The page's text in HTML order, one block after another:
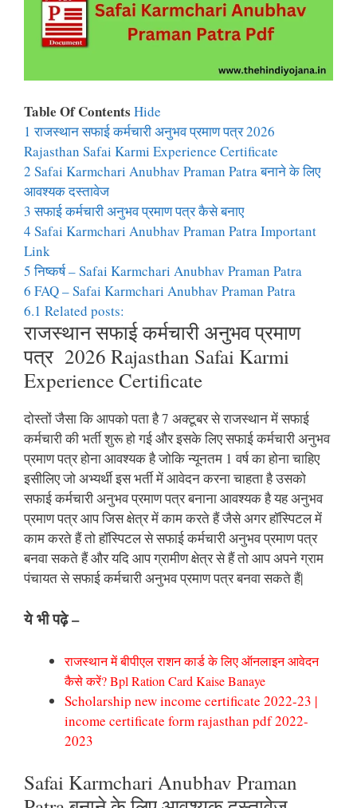
Table Of Contents Hide
1 राजस्थान सफाई कर्मचारी अनुभव प्रमाण पत्र 2026
Rajasthan Safai Karmi Experience Certificate
2 Safai Karmchari Anubhav Praman Patra बनाने के लिए
आवश्यक दस्तावेज
3 सफाई कर्मचारी अनुभव प्रमाण पत्र कैसे बनाए
4 Safai Karmchari Anubhav Praman Patra Important
Link
5 निष्कर्ष – Safai Karmchari Anubhav Praman Patra
6 FAQ – Safai Karmchari Anubhav Praman Patra
6.1 Related posts:
राजस्थान सफाई कर्मचारी अनुभव प्रमाण
पत्र 2026 Rajasthan Safai Karmi
Experience Certificate
दोस्तों जैसा कि आपको पता है 7 अक्टूबर से राजस्थान में सफाई
कर्मचारी की भर्ती शुरू हो गई और इसके लिए सफाई कर्मचारी अनुभव
प्रमाण पत्र होना आवश्यक है जोकि न्यूनतम 1 वर्ष का होना चाहिए
इसीलिए जो अभ्यर्थी इस भर्ती में आवेदन करना चाहता है उसको
सफाई कर्मचारी अनुभव प्रमाण पत्र बनाना आवश्यक है यह अनुभव
प्रमाण पत्र आप जिस क्षेत्र में काम करते हैं जैसे अगर हॉस्पिटल में
काम करते हैं तो हॉस्पिटल से सफाई कर्मचारी अनुभव प्रमाण पत्र
बनवा सकते हैं और यदि आप ग्रामीण क्षेत्र से हैं तो आप अपने ग्राम
पंचायत से सफाई कर्मचारी अनुभव प्रमाण पत्र बनवा सकते हैं|
ये भी पढ़े –
राजस्थान में बीपीएल राशन कार्ड के लिए ऑनलाइन आवेदन
कैसे करें? Bpl Ration Card KaiseBanaye
Scholarship new income certificate 2022-23 |
income certificate form rajasthan pdf 2022-
2023
Safai Karmchari Anubhav Praman